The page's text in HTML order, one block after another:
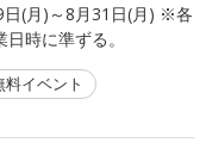
日(月)～8月31日(月) ※各
時に準ずる。
料イベント